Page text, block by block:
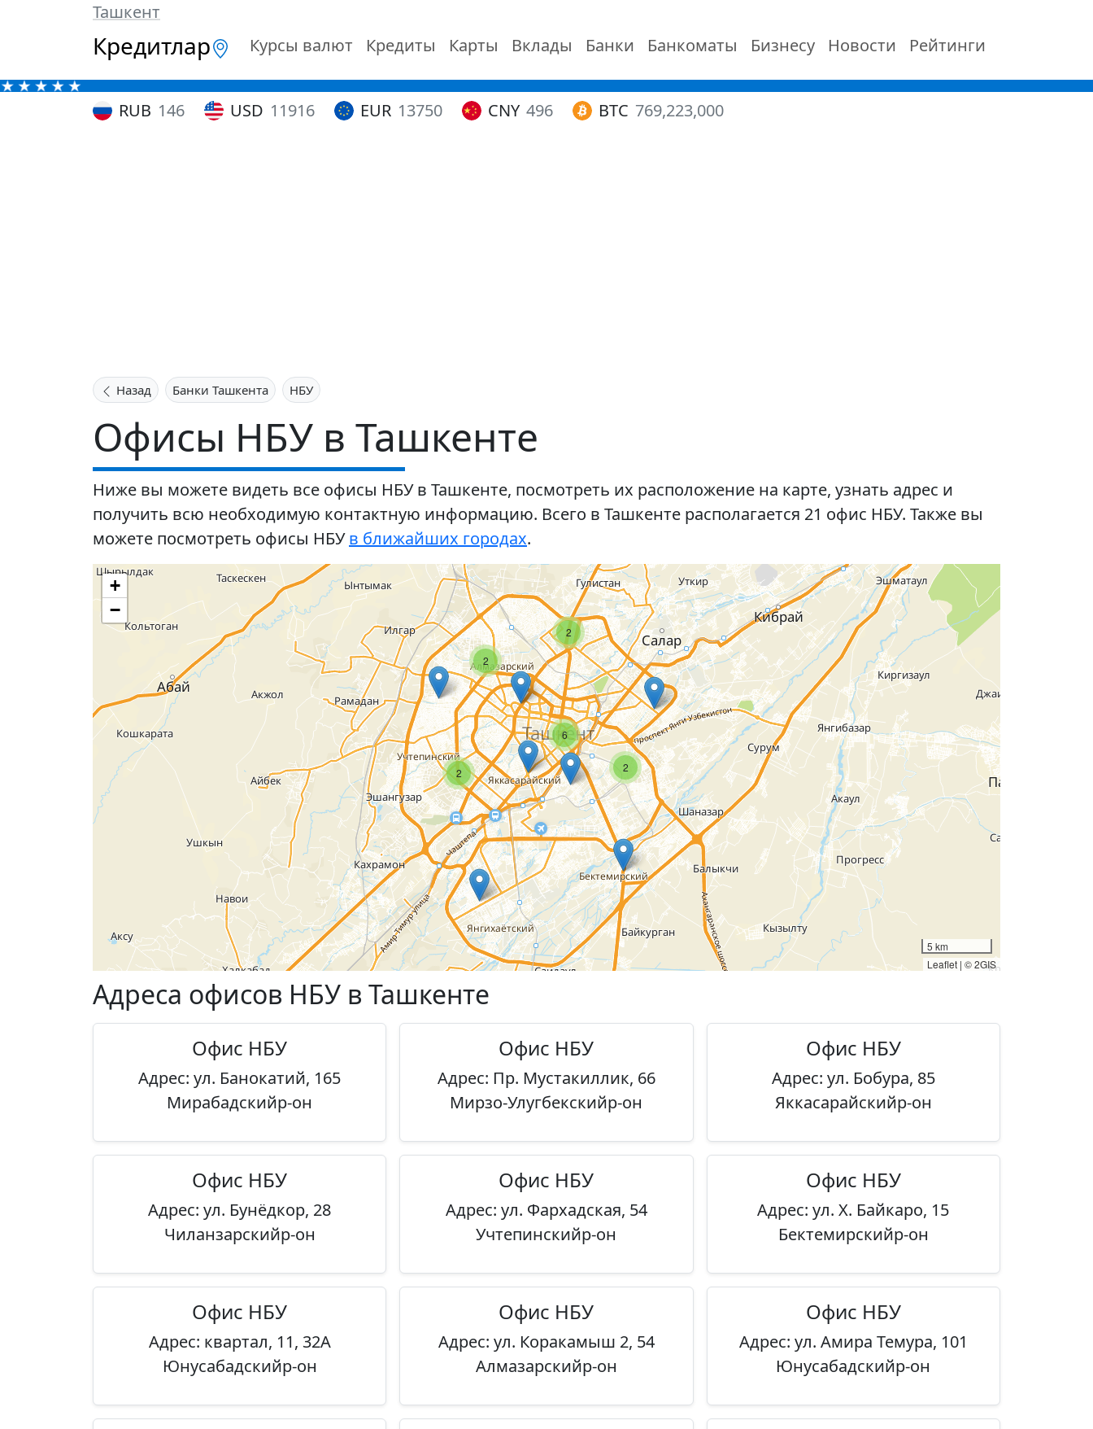
Ташкент
Кредитлар Курсы валют Кредиты Карты Вклады Банки Банкоматы Бизнесу Новости Рейтинги
RUB 146 USD 11916 EUR 13750 CNY 496 BTC 769,223,000
Назад Банки Ташкента НБУ
Офисы НБУ в Ташкенте
Ниже вы можете видеть все офисы НБУ в Ташкенте, посмотреть их расположение на карте, узнать адрес и
получить всю необходимую контактную информацию. Всего в Ташкенте располагается 21 офис НБУ. Также вы
можете посмотреть офисы НБУв ближайших городах.
2
2
2 2
6
+
−
5 km
Leaflet | © 2GIS
Адреса офисов НБУ в Ташкенте
Офис НБУ
Адрес: ул. Банокатий, 165
Мирабадскийр-он
Офис НБУ
Адрес: Пр. Мустакиллик, 66
Мирзо-Улугбекскийр-он
Офис НБУ
Адрес: ул. Бобура, 85
Яккасарайскийр-он
Офис НБУ
Адрес: ул. Бунёдкор, 28
Чиланзарскийр-он
Офис НБУ
Адрес: ул. Фархадская, 54
Учтепинскийр-он
Офис НБУ
Адрес: ул. Х. Байкаро, 15
Бектемирскийр-он
Офис НБУ
Адрес: квартал, 11, 32А
Юнусабадскийр-он
Офис НБУ
Адрес: ул. Коракамыш 2, 54
Алмазарскийр-он
Офис НБУ
Адрес: ул. Амира Темура, 101
Юнусабадскийр-он